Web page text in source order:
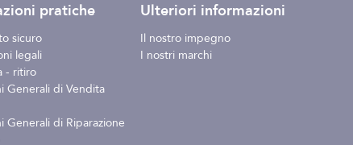
pratiche
sicuro
legali
- ritiro
Generali di Vendita
Generali di Riparazione
Ulteriori informazioni
Il nostro impegno
I nostri marchi